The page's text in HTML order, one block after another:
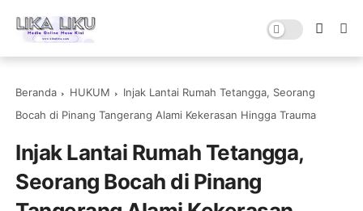
Beranda HUKUM
Injak Lantai Rumah Tetangga, Seorang
Bocah di Pinang Tangerang Alami Kekerasan Hingga Trauma
Injak Lantai Rumah Tetangga,
Seorang Bocah di Pinang